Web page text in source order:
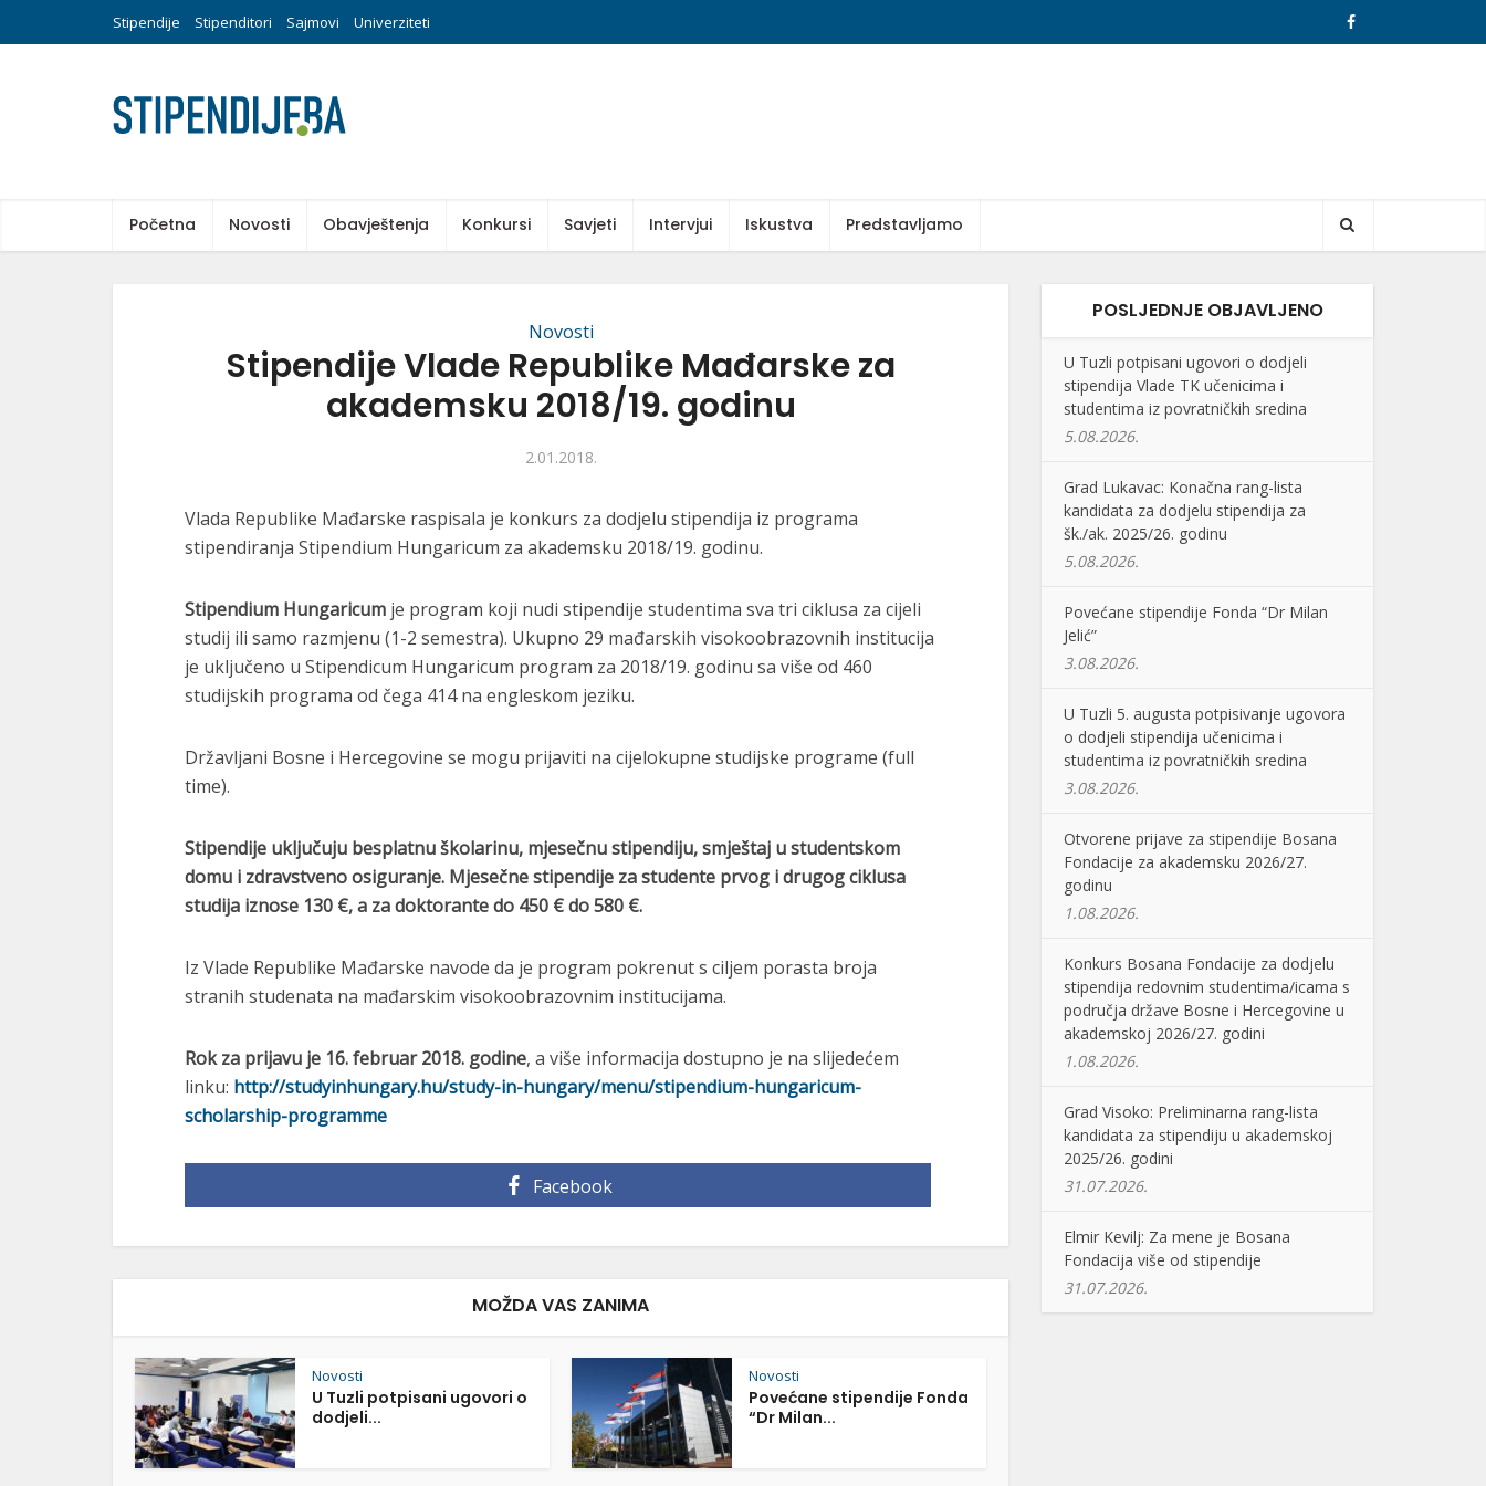
Stipendije Stipenditori Sajmovi Univerziteti
Početna Novosti Obavještenja Konkursi Savjeti Intervjui Iskustva Predstavljamo
Novosti
Stipendije Vlade Republike Mađarske za
akademsku 2018/19. godinu
2.01.2018.
Vlada Republike Mađarske raspisala je konkurs za dodjelu stipendija iz programa
stipendiranja Stipendium Hungaricum za akademsku 2018/19. godinu.
Stipendium Hungaricum je program koji nudi stipendije studentima sva tri ciklusa za cijeli
studij ili samo razmjenu (1-2 semestra). Ukupno 29 mađarskih visokoobrazovnih institucija
je uključeno u Stipendicum Hungaricum program za 2018/19. godinu sa više od 460
studijskih programa od čega 414 na engleskom jeziku.
Državljani Bosne i Hercegovine se mogu prijaviti na cijelokupne studijske programe (full
time).
Stipendije uključuju besplatnu školarinu, mjesečnu stipendiju, smještaj u studentskom
domu i zdravstveno osiguranje. Mjesečne stipendije za studente prvog i drugog ciklusa
studija iznose 130 €, a za doktorante do 450 €do 580 €.
Iz Vlade Republike Mađarske navode da je program pokrenut s ciljem porasta broja
stranih studenata na mađarskim visokoobrazovnim institucijama.
Rok za prijavu je 16. februar 2018. godine, a više informacija dostupno je na slijedećem
linku: http://studyinhungary.hu/study-in-hungary/menu/stipendium-hungaricum-
scholarship-programme
Facebook
MOŽDA VAS ZANIMA
Novosti
U Tuzli potpisani ugovori o
dodjeli...
Novosti
Povećane stipendije Fonda
“Dr Milan...
POSLJEDNJE OBJAVLJENO
U Tuzli potpisani ugovori o dodjeli
stipendija Vlade TK učenicima i
studentima iz povratničkih sredina
5.08.2026.
Grad Lukavac: Konačna rang-lista
kandidata za dodjelu stipendija za
šk./ak. 2025/26. godinu
5.08.2026.
Povećane stipendije Fonda “Dr Milan
Jelić”
3.08.2026.
U Tuzli 5. augusta potpisivanje ugovora
o dodjeli stipendija učenicima i
studentima iz povratničkih sredina
3.08.2026.
Otvorene prijave za stipendije Bosana
Fondacije za akademsku 2026/27.
godinu
1.08.2026.
Konkurs Bosana Fondacije za dodjelu
stipendija redovnim studentima/icama s
područja države Bosne i Hercegovine u
akademskoj 2026/27. godini
1.08.2026.
Grad Visoko: Preliminarna rang-lista
kandidata za stipendiju u akademskoj
2025/26. godini
31.07.2026.
Elmir Kevilj: Za mene je Bosana
Fondacija više od stipendije
31.07.2026.